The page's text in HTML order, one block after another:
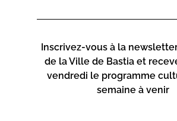
Inscrivez-vous à la
de la Ville de Bastia et
vendredi le programme
semaine à venir